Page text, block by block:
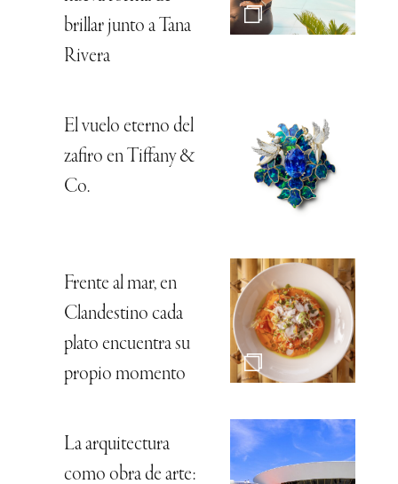
brillar junto a Tana
Rivera
El vuelo eterno del
zafiro en Tiffany &
Co.
Frente al mar, en
Clandestino cada
plato encuentra su
propio momento
La arquitectura
como obra de arte: